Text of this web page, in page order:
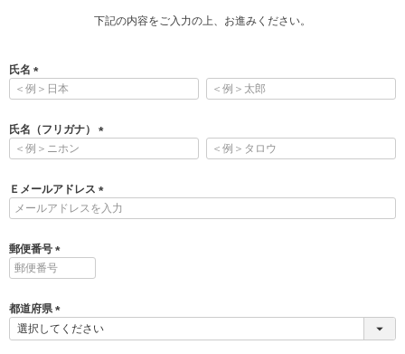
下記の内容をご入力の上、お進みください。
氏名
(
須
)
氏名（フリガナ）
)
Ｅメールアドレス
(
郵便番号
(
)
都道府県
(